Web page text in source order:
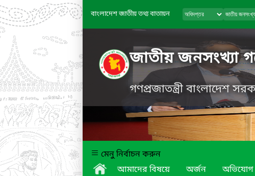
বাংলাদেশ জাতীয় তথ্য বাতায়ন
জাতীয় জনসংখ্যা
গণপ্রজাতন্ত্রী বাংলাদেশ
মেনু নির্বাচন করুন
আমাদের বিষয়ে
অর্জন